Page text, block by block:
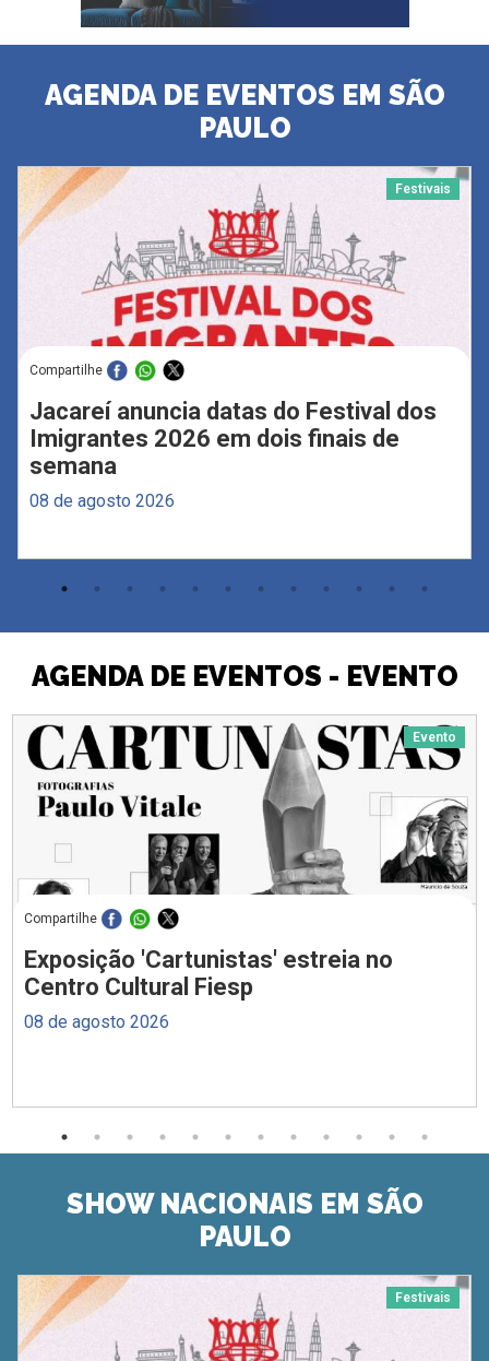
AGENDA DE EVENTOS EM SÃO
PAULO
Festivais
Compartilhe
Jacareí anuncia datas do Festival dos
Imigrantes 2026 em dois finais de
semana
08 de agosto 2026
AGENDA DE EVENTOS - EVENTO
Evento
Compartilhe
Exposição 'Cartunistas' estreia no
Centro Cultural Fiesp
08 de agosto 2026
SHOW NACIONAIS EM SÃO
PAULO
Festivais